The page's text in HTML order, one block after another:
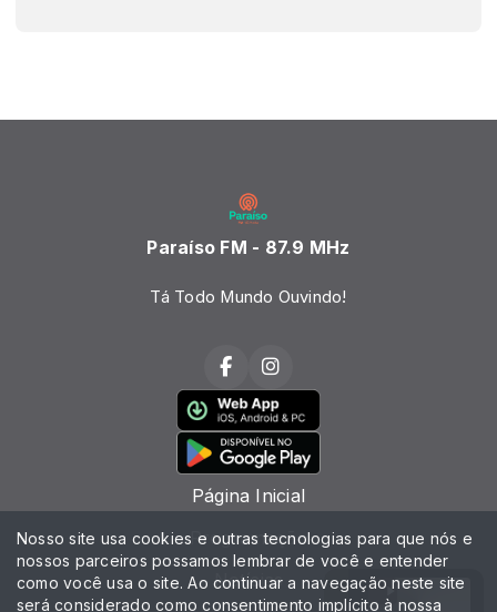
Paraíso FM - 87.9 MHz
Tá Todo Mundo Ouvindo!
Página Inicial
Programação
Notícias
Nosso site usa cookies e outras tecnologias para que nós e
nossos parceiros possamos lembrar de você e entender
como você usa o site. Ao continuar a navegação neste site
será considerado como consentimento implícito à nossa